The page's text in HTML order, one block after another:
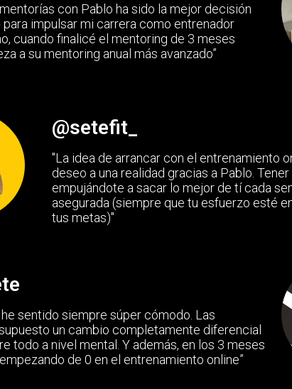
con Pablo ha sido la mejor decisión
para impulsar mi carrera como entrenador
cuando finalicé el mentoring de 3 meses
a su mentoring anual más avanzado”
@setefit_
"La idea de arrancar con el entrenamiento
deseo a una realidad gracias a Pablo. Tener
empujándote a sacar lo mejor de tí cada
asegurada (siempre que tu esfuerzo esté
tus metas)"
he sentido siempre súper cómodo. Las
un cambio completamente diferencial
todo a nivel mental. Y además, en los 3 meses
de 0 en el entrenamiento online”